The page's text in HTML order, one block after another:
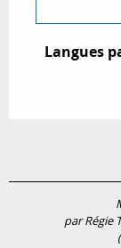
Langues
Langues
par Régie